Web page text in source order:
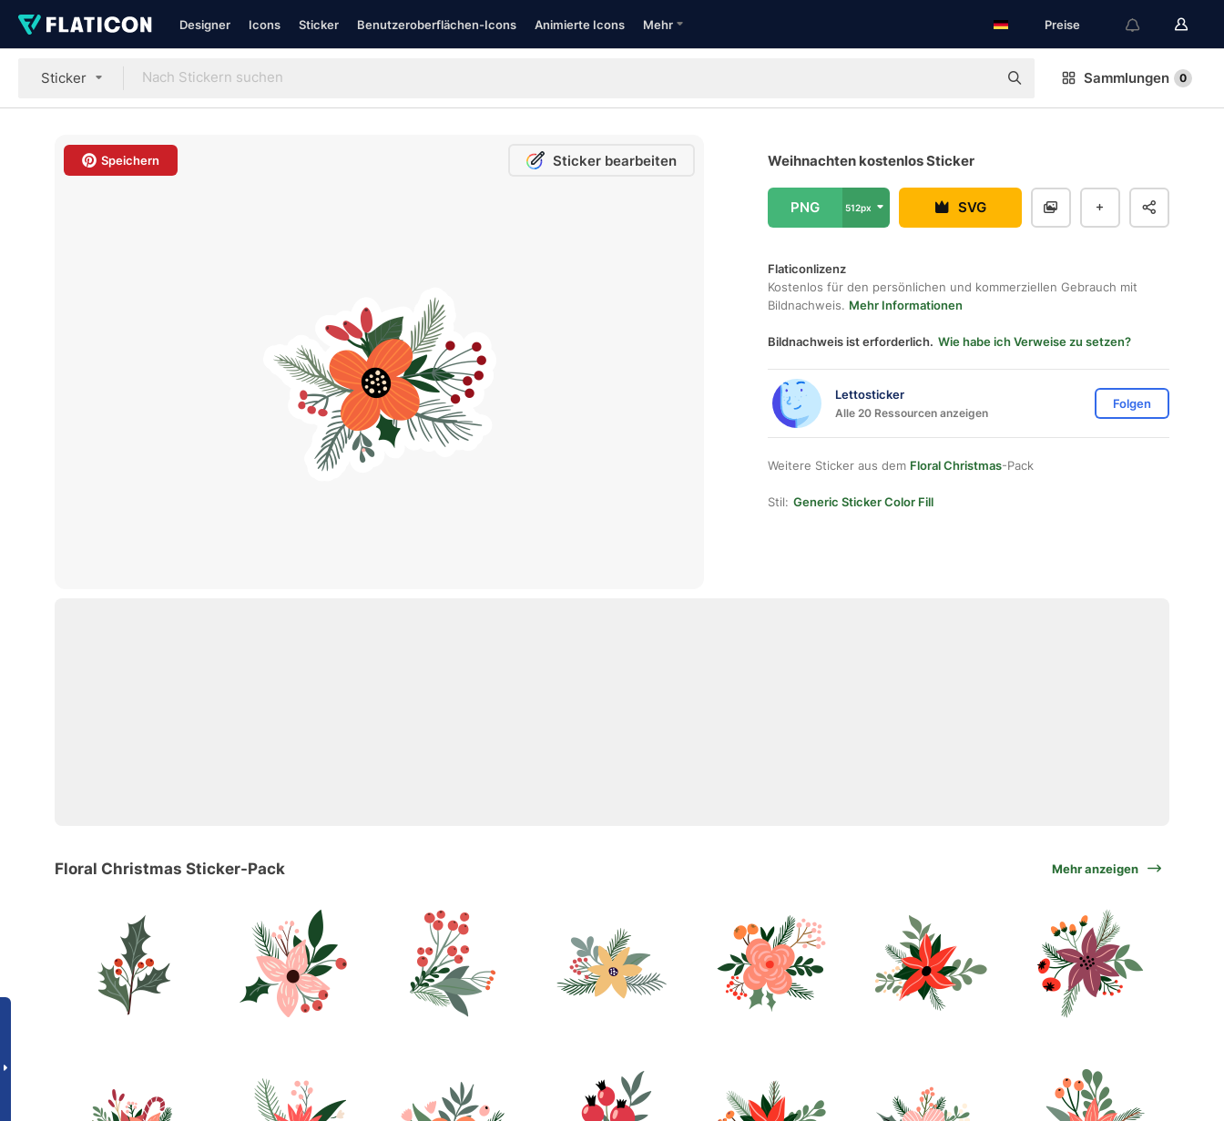
Designer Icons Sticker Benutzeroberflächen-Icons Animierte Icons Mehr Preise
Sticker Sammlungen 0
Speichern Sticker bearbeiten Weihnachten kostenlos Sticker
PNG 512px SVG
Flaticonlizenz
Kostenlos für den persönlichen und kommerziellen Gebrauch mit
Bildnachweis. Mehr Informationen
Bildnachweis ist erforderlich. Wie habe ich Verweise zu setzen?
Lettosticker
Alle 20 Ressourcen anzeigen
Folgen
Weitere Sticker aus dem Floral Christmas-Pack
Stil: Generic Sticker Color Fill
Floral Christmas Sticker-Pack Mehr anzeigen